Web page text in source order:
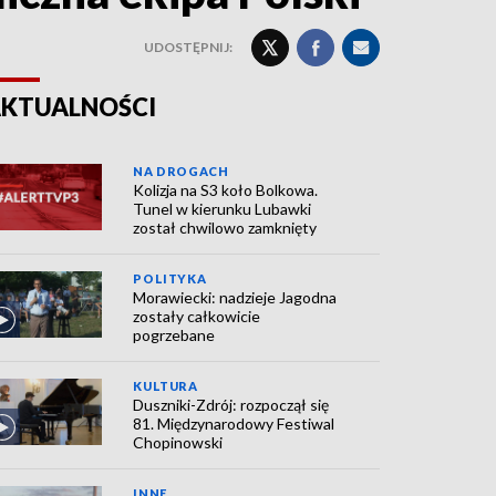
UDOSTĘPNIJ:
NA DROGACH
Kolizja na S3 koło Bolkowa.
Tunel w kierunku Lubawki
został chwilowo zamknięty
POLITYKA
Morawiecki: nadzieje Jagodna
zostały całkowicie
pogrzebane
KULTURA
Duszniki-Zdrój: rozpoczął się
81. Międzynarodowy Festiwal
Chopinowski